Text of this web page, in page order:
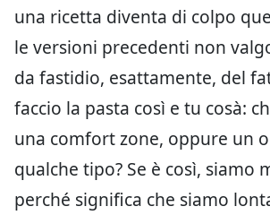
una ricetta diventa di colpo
le versioni precedenti non
da fastidio, esattamente, del
faccio la pasta così e tu cosà:
una comfort zone, oppure un
qualche tipo? Se è così, siamo
perché significa che siamo